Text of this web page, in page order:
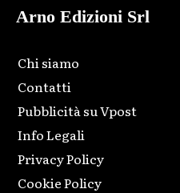
Arno Edizioni Srl
Chi siamo
Contatti
Pubblicità su Vpost
Info Legali
Privacy Policy
Cookie Policy